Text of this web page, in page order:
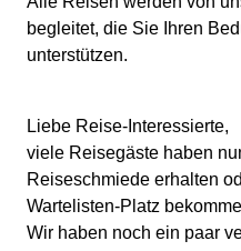
begleitet, die Sie Ihren
unterstützen.
Liebe Reise-Interessierte,
viele Reisegäste haben
Reiseschmiede erhalten
Wartelisten-Platz
Wir haben noch ein paar